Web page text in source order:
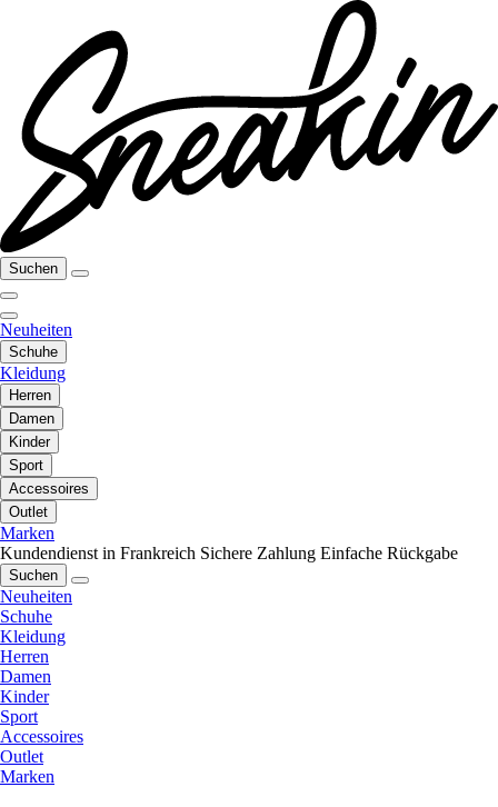
Suchen
Neuheiten
Schuhe
Kleidung
Herren
Damen
Kinder
Sport
Accessoires
Outlet
Marken
Kundendienst in Frankreich Sichere Zahlung Einfache Rückgabe
Suchen
Neuheiten
Schuhe
Kleidung
Herren
Damen
Kinder
Sport
Accessoires
Outlet
Marken